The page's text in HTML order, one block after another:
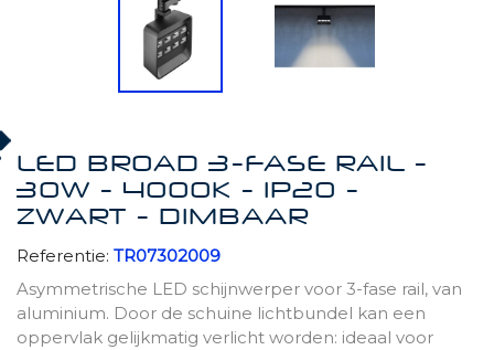
LED BROAD 3-FASE RAIL -
30W - 4000K - IP20 -
ZWART - DIMBAAR
Referentie: TR07302009
Asymmetrische LED schijnwerper voor 3-fase rail, van
aluminium. Door de schuine lichtbundel kan een
oppervlak gelijkmatig verlicht worden: ideaal voor